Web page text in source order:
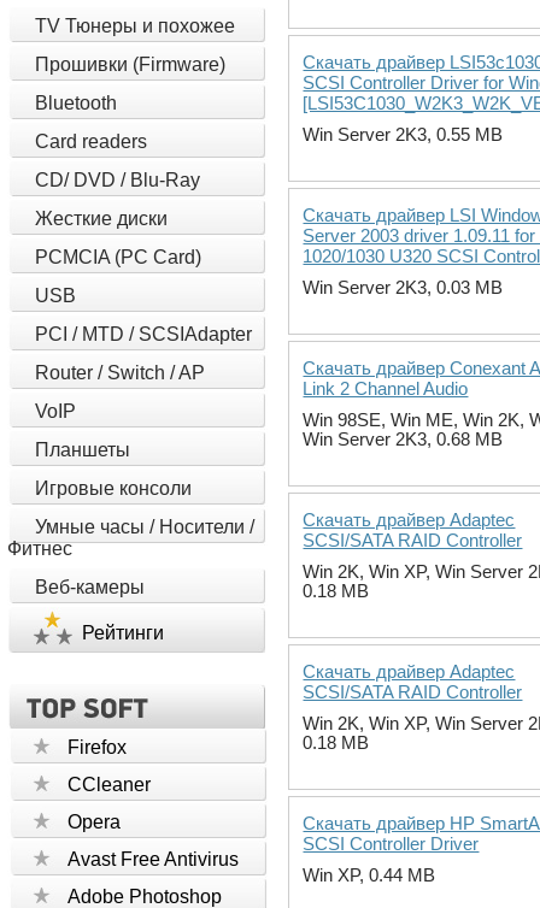
TV Тюнеры и похожее
Прошивки (Firmware)
Bluetooth
Card readers
CD/ DVD / Blu-Ray
Жесткие диски
PCMCIA (PC Card)
USB
PCI / MTD / SCSIAdapter
Router / Switch / AP
VoIP
Планшеты
Игровые консоли
Умные часы / Носители /
Фитнес
Веб-камеры
Рейтинги
Firefox
CCleaner
Opera
Avast Free Antivirus
Adobe Photoshop
Скачать драйвер
SCSI Controller Driver for
Win Server 2K3, 0.55 MB
Скачать драйвер LSI
Server 2003 driver 1.09.11 for
1020/1030 U320 SCSI
Win Server 2K3, 0.03 MB
Скачать драйвер Conexant
Link 2 Channel Audio
Win 98SE, Win ME, Win 2K,
Win Server 2K3, 0.68 MB
Скачать драйвер Adaptec
SCSI/SATA RAID Controller
Win 2K, Win XP, Win Server
0.18 MB
Скачать драйвер Adaptec
SCSI/SATA RAID Controller
Win 2K, Win XP, Win Server
0.18 MB
Скачать драйвер HP
SCSI Controller Driver
Win XP, 0.44 MB